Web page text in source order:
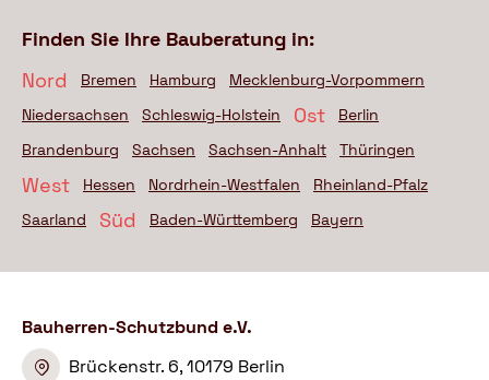
Finden Sie Ihre Bauberatung in:
Nord
Bremen Hamburg
Mecklenburg-Vorpommern
Niedersachsen
Schleswig-Holstein Ost
Berlin
Brandenburg
Sachsen Sachsen-Anhalt Thüringen
West Hessen Nordrhein-Westfalen
Rheinland-Pfalz
Saarland
Süd Baden-Württemberg Bayern
Bauherren-Schutzbund e.V.
Brückenstr. 6, 10179 Berlin